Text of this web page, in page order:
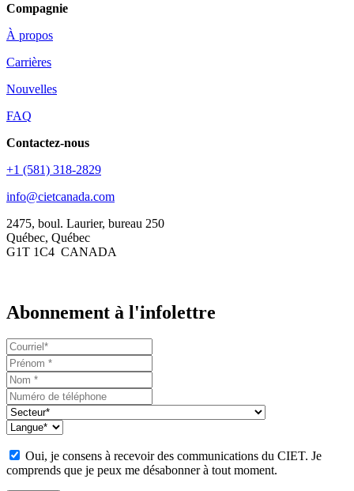
Compagnie
À propos
Carrières
Nouvelles
FAQ
Contactez-nous
+1 (581) 318-2829
info@cietcanada.com
2475, boul. Laurier, bureau 250
Québec, Québec
G1T 1C4 CANADA
Abonnement à l'infolettre
Oui, je consens à recevoir des communications du CIET. Je
comprends que je peux me désabonner à tout moment.